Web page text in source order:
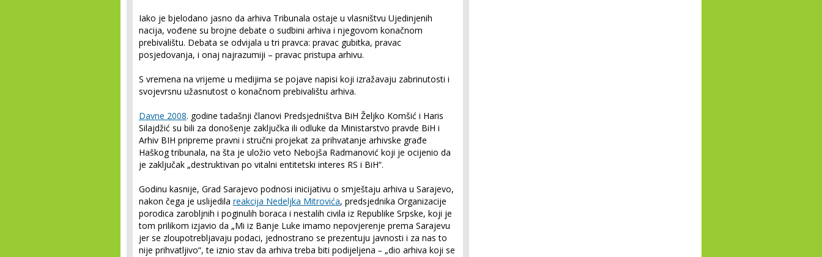
Iako je bjelodano jasno da arhiva Tribunala ostaje u vlasništvu Ujedinjenih
nacija, vođene su brojne debate o sudbini arhiva i njegovom konačnom
prebivalištu. Debata se odvijala u tri pravca: pravac gubitka, pravac
posjedovanja, i onaj najrazumiji – pravac pristupa arhivu.
S vremena na vrijeme u medijima se pojave napisi koji izražavaju zabrinutosti i
svojevrsnu užasnutost o konačnom prebivalištu arhiva.
Davne 2008. godine tadašnji članovi Predsjedništva BiH Željko Komšić i Haris
Silajdžić su bili za donošenje zaključka ili odluke da Ministarstvo pravde BiH i
Arhiv BIH pripreme pravni i stručni projekat za prihvatanje arhivske građe
Haškog tribunala, na šta je uložio veto Nebojša Radmanović koji je ocijenio da
je zaključak „destruktivan po vitalni entitetski interes RS i BiH“.
Godinu kasnije, Grad Sarajevo podnosi inicijativu o smještaju arhiva u Sarajevo,
nakon čega je uslijedila reakcija Nedeljka Mitrovića, predsjednika Organizacije
porodica zarobljnih i poginulih boraca i nestalih civila iz Republike Srpske, koji je
tom prilikom izjavio da „Mi iz Banje Luke imamo nepovjerenje prema Sarajevu
jer se zloupotrebljavaju podaci, jednostrano se prezentuju javnosti i za nas to
nije prihvatljivo“, te iznio stav da arhiva treba biti podijeljena – „dio arhiva koji se